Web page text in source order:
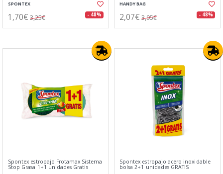
SPONTEX
1,70€ 3,25€ - 48%
HANDY BAG
2,07€ 3,95€ - 48%
Spontex estropajo Frotamax Sistema
Stop Grasa 1+1 unidades Gratis
Spontex estropajo acero inoxidable
bolsa 2+1 unidades GRATIS